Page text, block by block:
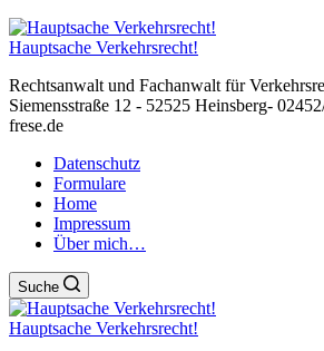
Hauptsache Verkehrsrecht!
Rechtsanwalt und Fachanwalt für
Siemensstraße 12 - 52525 Heinsberg-
frese.de
Datenschutz
Formulare
Home
Impressum
Über mich…
Suche
Hauptsache Verkehrsrecht!